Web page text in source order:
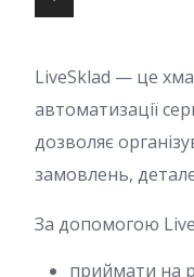
LiveSklad — це
автоматизації
дозволяє
замовлень,
За допомогою
приймати на